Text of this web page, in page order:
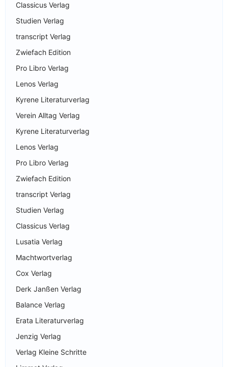
Classicus Verlag
Studien Verlag
transcript Verlag
Zwiefach Edition
Pro Libro Verlag
Lenos Verlag
Kyrene Literaturverlag
Verein Alltag Verlag
Kyrene Literaturverlag
Lenos Verlag
Pro Libro Verlag
Zwiefach Edition
transcript Verlag
Studien Verlag
Classicus Verlag
Lusatia Verlag
Machtwortverlag
Cox Verlag
Derk Janßen Verlag
Balance Verlag
Erata Literaturverlag
Jenzig Verlag
Verlag Kleine Schritte